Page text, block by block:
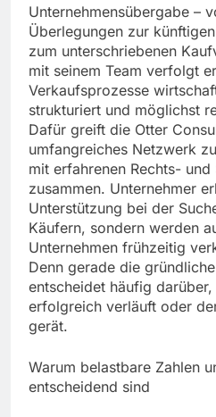
Unternehmensübergabe –
Überlegungen zur
zum unterschriebenen
mit seinem Team verfolgt
Verkaufsprozesse
strukturiert und möglichst
Dafür greift die Otter
umfangreiches Netzwerk
mit erfahrenen Rechts- und
zusammen. Unternehmer
Unterstützung bei der
Käufern, sondern werden
Unternehmen frühzeitig
Denn gerade die
entscheidet häufig
erfolgreich verläuft oder
gerät.
Warum belastbare Zahlen
entscheidend sind